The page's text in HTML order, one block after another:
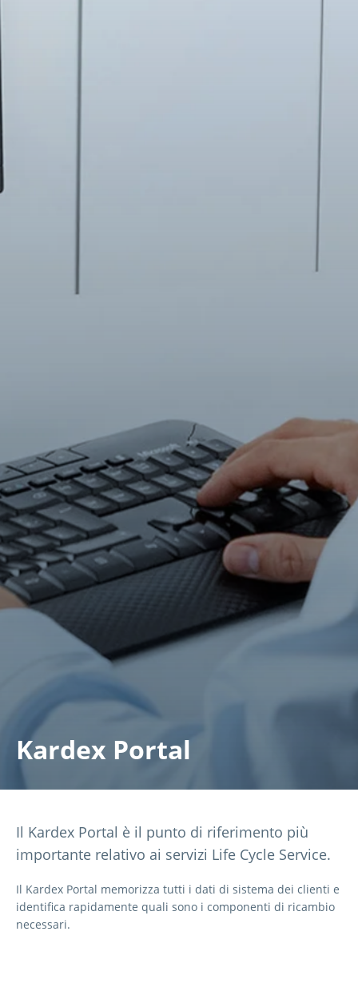
Kardex Portal
Il Kardex Portal è il punto di riferimento più
importante relativo ai servizi Life Cycle Service.
Il Kardex Portal memorizza tutti i dati di sistema dei clienti e
identifica rapidamente quali sono i componenti di ricambio
necessari.